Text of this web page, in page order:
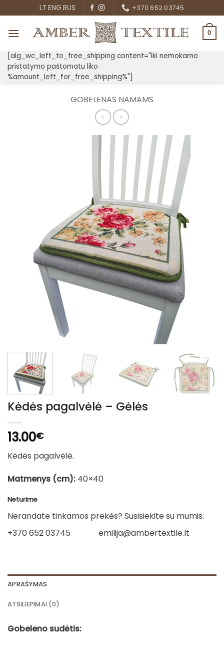
to
content
LT ENG RUS +370 652 03745
0
[alg_wc_left_to_free_shipping content="Iki nemokamo
pristatymo paštomatu liko
%amount_left_for_free_shipping%"]
GOBELENAS NAMAMS
Kėdės pagalvėlė – Gėlės
13.00€
Kėdės pagalvėlė.
Matmenys (cm): 40×40
Neturime
Nerandate tinkamos prekės? Susisiekite su mumis:
+370 652 03745
emilija@ambertextile.lt
APRAŠYMAS
ATSILIEPIMAI (0)
Gobeleno sudėtis: